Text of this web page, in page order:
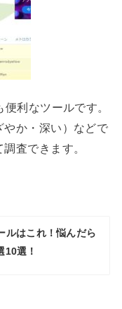
利なツールです。
やか・深い）などで
査できます。
ルはこれ！悩んだら
10選！